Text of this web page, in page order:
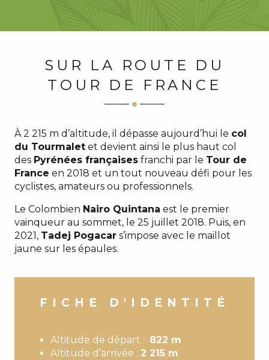
SUR LA ROUTE DU
TOUR DE FRANCE
À 2 215 m d’altitude, il dépasse aujourd’hui le col
du Tourmalet et devient ainsi le plus haut col
des Pyrénées françaises franchi par le Tour de
France en 2018 et un tout nouveau défi pour les
cyclistes, amateurs ou professionnels.
Le Colombien Nairo Quintana est le premier
vainqueur au sommet, le 25 juillet 2018. Puis, en
2021, Tadej Pogacar s’impose avec le maillot
jaune sur les épaules.
FICHE D'IDENTITÉ
Altitude de départ : 822 m
Altitude d’arrivée : 2 215 m